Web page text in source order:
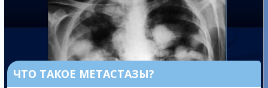
ЧТО ТАКОЕ МЕТАСТАЗЫ?